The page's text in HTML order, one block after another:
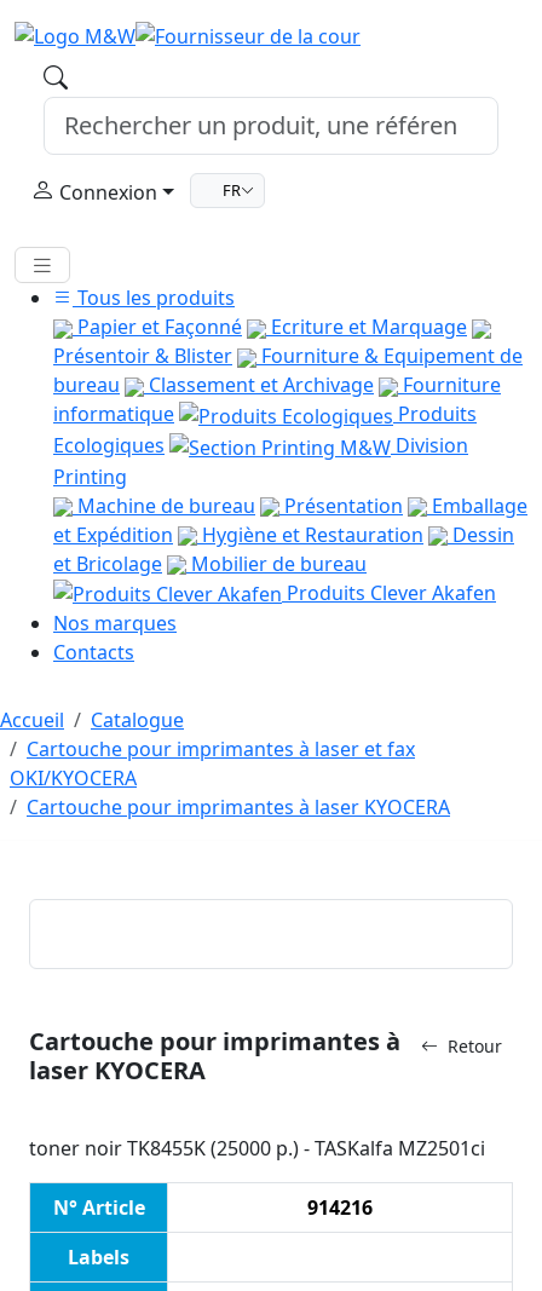
Connexion FR
Tous les produits
Papier et Façonné
Ecriture et Marquage
Présentoir & Blister
Fourniture & Equipement de
bureau
Classement et Archivage
Fourniture
informatique
Produits
Ecologiques
Division
Printing
Machine de bureau
Présentation
Emballage
et Expédition
Hygiène et Restauration
Dessin
et Bricolage
Mobilier de bureau
Produits Clever Akafen
Nos marques
Contacts
Accueil
Catalogue
Cartouche pour imprimantes à laser et fax
OKI/KYOCERA
Cartouche pour imprimantes à laser KYOCERA
Retour
Cartouche pour imprimantes à
laser KYOCERA
toner noir TK8455K (25000 p.) - TASKalfa MZ2501ci
N° Article
914216
Labels